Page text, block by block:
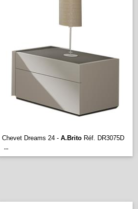
Chevet Dreams 24 - A.Brito Réf. DR3075D
...